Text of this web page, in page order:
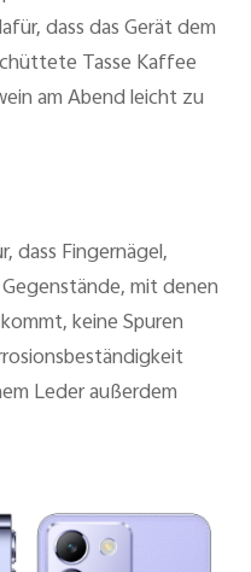
dass das Gerät dem
Tasse Kaffee
am Abend leicht zu
dass Fingernägel,
mit denen
keine Spuren
Leder außerdem